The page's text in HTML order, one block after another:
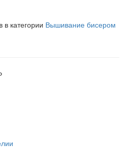
категории Вышивание бисером